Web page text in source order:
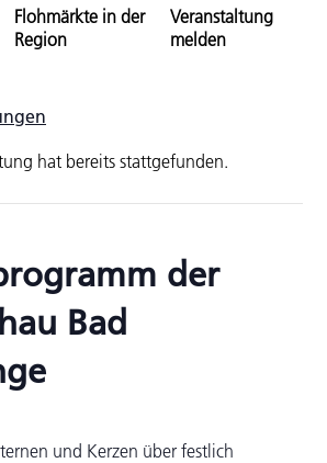
Flohmärkte in der
Region
Veranstaltung
melden
hat bereits stattgefunden.
der
Bad
und Kerzen über festlich